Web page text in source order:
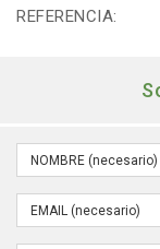
REFERENCIA: